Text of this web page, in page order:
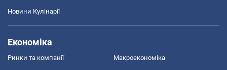
Новини Кулінарії
Економіка
Ринки та компанії Макроекономіка